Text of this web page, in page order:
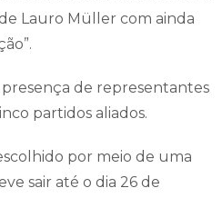
Lauro Müller com ainda
de representantes
partidos aliados.
por meio de uma
sair até o dia 26 de